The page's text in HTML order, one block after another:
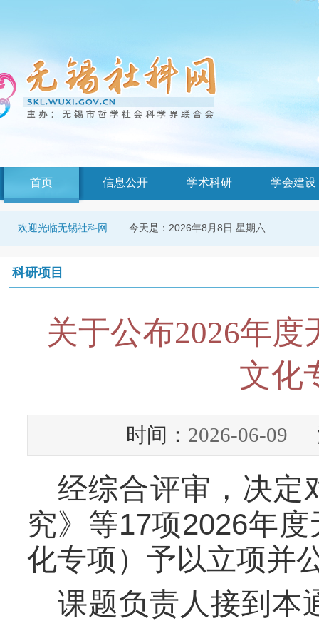
首页 信息公开 学术科研 学会建设
欢迎光临无锡社科网 今天是： 2026年8月8日 星期六
科研项目
关于公布2026年
文化
时间： 2026-06-09
经综合评审，决定
究》等17项2026年度
化专项） 予以立项并
课题负责人接到本